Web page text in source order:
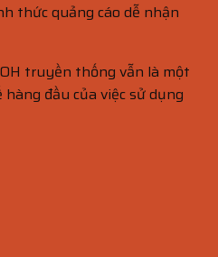
thức quảng cáo dễ nhận
truyền thống vẫn là một
đầu của việc sử dụng